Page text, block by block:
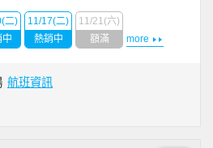
二)
中
11/17(二)
熱銷中
11/21(六)
額滿
more
航班資訊